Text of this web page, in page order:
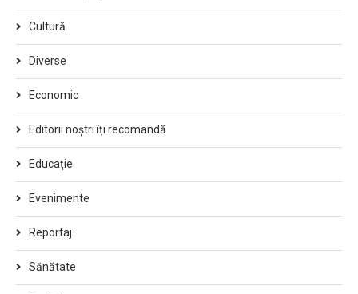
Cultură
Diverse
Economic
Editorii noștri îți recomandă
Educaţie
Evenimente
Reportaj
Sănătate